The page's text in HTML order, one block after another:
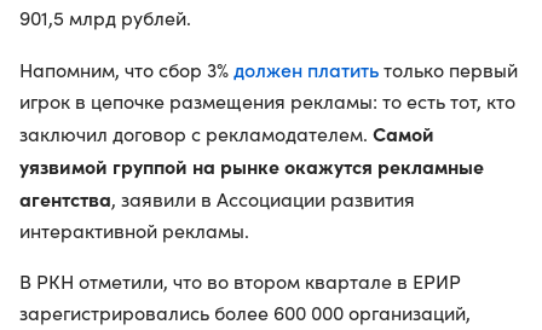
901,5 млрд рублей.
Напомним, что сбор 3%должен платитьтолько первый
игрок в цепочке размещения рекламы: то есть тот, кто
заключил договор с рекламодателем. Самой
уязвимой группой на рынке окажутся рекламные
агентства, заявили в Ассоциации развития
интерактивной рекламы.
В РКН отметили, что во втором квартале в ЕРИР
зарегистрировались более 600 000 организаций,